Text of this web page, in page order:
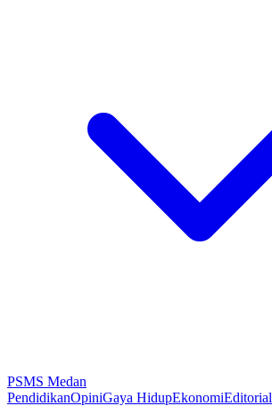
PSMS Medan
PendidikanOpiniGaya HidupEkonomiEditorial